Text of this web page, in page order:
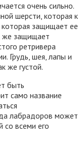
очень сильно.
шерсти, которая к
защищает ее
же защищает
ретривера
Грудь, шея, лапы и
же густой.
быть
само название
лабрадоров может
со всеми его